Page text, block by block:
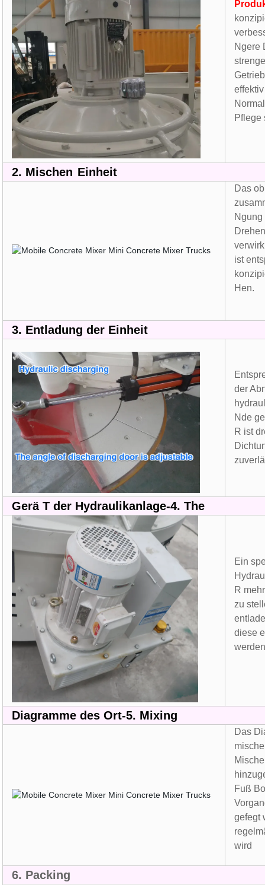
Ngere
Pflege
2. Mischen Einheit
Das
ist
Hen.
3. Entladung der Einheit
der
Nde
R ist
Gerä T der Hydraulikanlage-4. The
Ein
R
zu
diese
Diagramme des Ort-5. Mixing
Das
Fuß
gefegt
wird
6. Packing